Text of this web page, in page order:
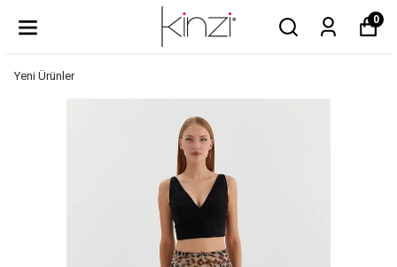
0
Yeni Ürünler